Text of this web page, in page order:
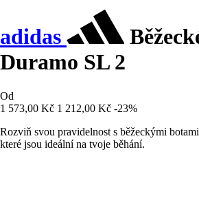
adidas
Duramo SL 2
Od
1 573,00 Kč 1 212,00 Kč -23%
Rozviň svou pravidelnost s běžeckými
které jsou ideální na tvoje běhání.